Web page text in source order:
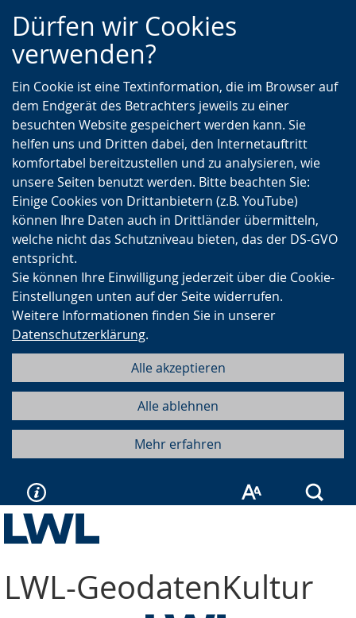
Zur
Hauptnavigation
Zur
Seitennavigation
Zum
Inhalt
Dürfen wir Cookies
verwenden?
Ein Cookie ist eine Textinformation, die im Browser auf
dem Endgerät des Betrachters jeweils zu einer
besuchten Website gespeichert werden kann. Sie
helfen uns und Dritten dabei, den Internetauftritt
komfortabel bereitzustellen und zu analysieren, wie
unsere Seiten benutzt werden. Bitte beachten Sie:
Einige Cookies von Drittanbietern (z.B. YouTube)
können Ihre Daten auch in Drittländer übermitteln,
welche nicht das Schutzniveau bieten, das der DS-GVO
entspricht.
Sie können Ihre Einwilligung jederzeit über die Cookie-
Einstellungen unten auf der Seite widerrufen.
Weitere Informationen finden Sie in unserer
Datenschutzerklärung.
Alle akzeptieren
Alle ablehnen
Mehr erfahren
LWL-GeodatenKultur